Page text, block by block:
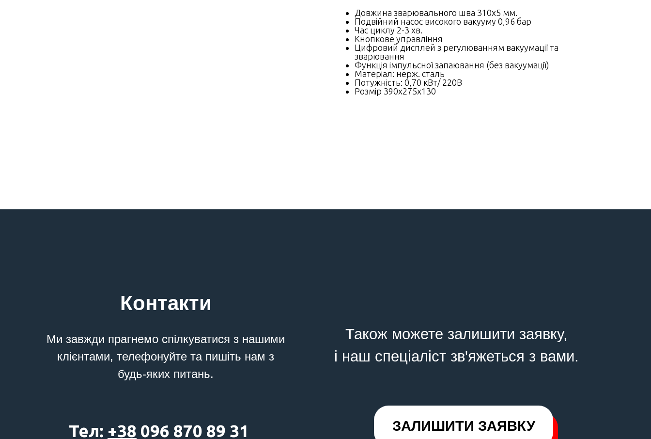
Довжина зварювального шва 310х5 мм.
Подвійний насос високого вакууму 0,96 бар
Час циклу 2-3 хв.
Кнопкове управління
Цифровий дисплей з регулюванням вакуумації та
зварювання
Функція імпульсної запаювання (без вакуумації)
Матеріал: нерж. сталь
Потужність: 0,70 кВт/ 220В
Розмір 390x275x130
Контакти
Ми завжди прагнемо спілкуватися з нашими
клієнтами, телефонуйте та пишіть нам з
будь-яких питань.
Також можете залишити заявку,
і наш спеціаліст зв'яжеться з вами.
ЗАЛИШИТИ ЗАЯВКУ
Тел: +38 096 870 89 31